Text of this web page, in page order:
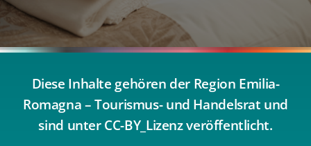
Diese Inhalte gehören der Region Emilia-
Romagna – Tourismus- und Handelsrat und
sind unter CC-BY_Lizenz veröffentlicht.